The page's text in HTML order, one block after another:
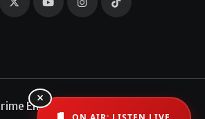
Entertainment Production. All
×